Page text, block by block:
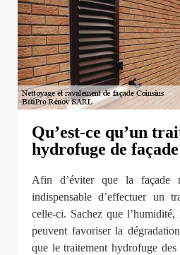
Qu’est-ce qu’un
hydrofuge de
Afin d’éviter que la façade
indispensable d’effectuer un
celle-ci. Sachez que l’humidité,
peuvent favoriser la
que le traitement hydrofuge